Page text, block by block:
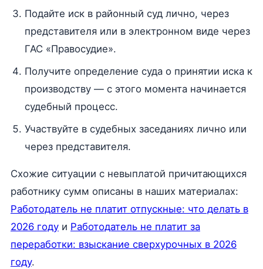
Подайте иск в районный суд лично, через
представителя или в электронном виде через
ГАС «Правосудие».
Получите определение суда о принятии иска к
производству — с этого момента начинается
судебный процесс.
Участвуйте в судебных заседаниях лично или
через представителя.
Схожие ситуации с невыплатой причитающихся
работнику сумм описаны в наших материалах:
Работодатель не платит отпускные: что делать в
2026 годуи Работодатель не платит за
переработки: взыскание сверхурочных в 2026
году.